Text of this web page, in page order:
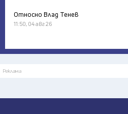
Относно Влад Тенев
11:50, 04 авг 26
Реклама